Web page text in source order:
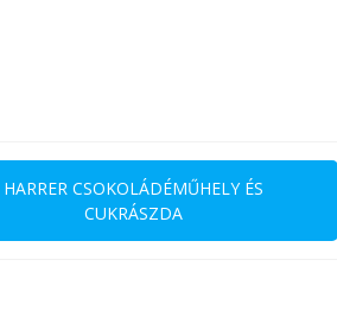
HARRER CSOKOLÁDÉMŰHELY ÉS
CUKRÁSZDA